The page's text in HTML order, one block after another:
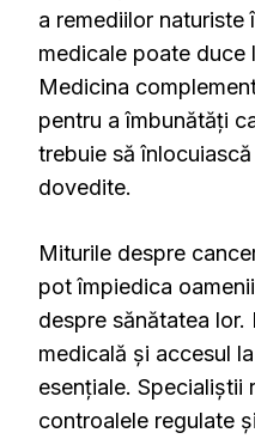
a remediilor naturiste
medicale poate duce
Medicina
pentru a îmbunătăți
trebuie să
dovedite.
Miturile despre
pot împiedica
despre sănătatea lor.
medicală și accesul
esențiale. Specialiștii
controalele regulate